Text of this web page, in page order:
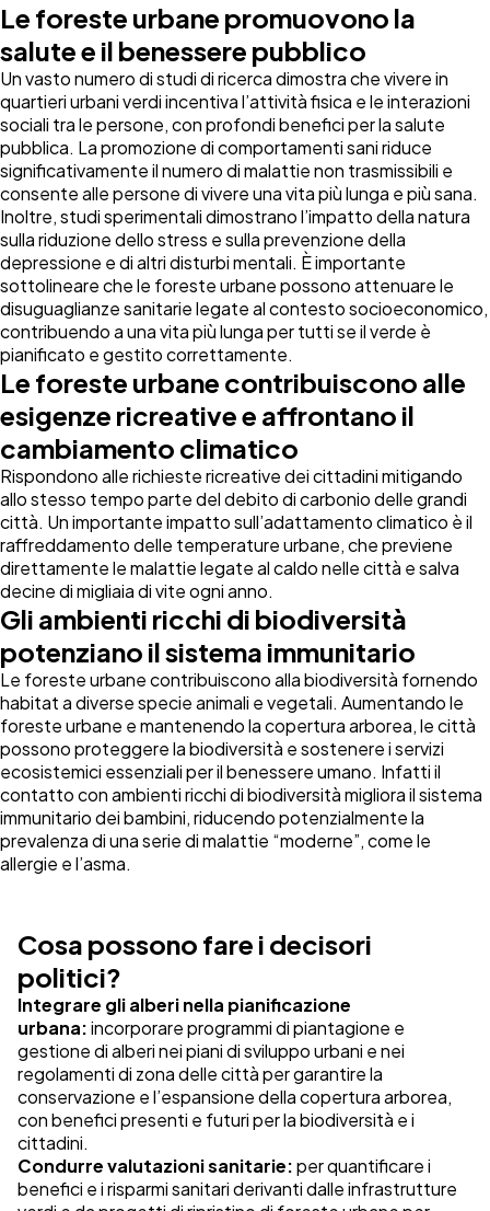
Le foreste urbane promuovono la
salute e il benessere pubblico
Un vasto numero di studi di ricerca dimostra che vivere in
quartieri urbani verdi incentiva l’attività fisica e le interazioni
sociali tra le persone, con profondi benefici per la salute
pubblica. La promozione di comportamenti sani riduce
significativamente il numero di malattie non trasmissibili e
consente alle persone di vivere una vita più lunga e più sana.
Inoltre, studi sperimentali dimostrano l’impatto della natura
sulla riduzione dello stress e sulla prevenzione della
depressione e di altri disturbi mentali. È importante
sottolineare che le foreste urbane possono attenuare le
disuguaglianze sanitarie legate al contesto socioeconomico,
contribuendo a una vita più lunga per tutti se il verde è
pianificato e gestito correttamente.
Le foreste urbane contribuiscono alle
esigenze ricreative e affrontano il
cambiamento climatico
Rispondono alle richieste ricreative dei cittadini mitigando
allo stesso tempo parte del debito di carbonio delle grandi
città. Un importante impatto sull’adattamento climatico è il
raffreddamento delle temperature urbane, che previene
direttamente le malattie legate al caldo nelle città e salva
decine di migliaia di vite ogni anno.
Gli ambienti ricchi di biodiversità
potenziano il sistema immunitario
Le foreste urbane contribuiscono alla biodiversità fornendo
habitat a diverse specie animali e vegetali. Aumentando le
foreste urbane e mantenendo la copertura arborea, le città
possono proteggere la biodiversità e sostenere i servizi
ecosistemici essenziali per il benessere umano. Infatti il
contatto con ambienti ricchi di biodiversità migliora il sistema
immunitario dei bambini, riducendo potenzialmente la
prevalenza di una serie di malattie “moderne”, come le
allergie e l’asma.
Cosa possono fare i decisori
politici?
Integrare gli alberi nella pianificazione
urbana:incorporare programmi di piantagione e
gestione di alberi nei piani di sviluppo urbani e nei
regolamenti di zona delle città per garantire la
conservazione e l’espansione della copertura arborea,
con benefici presenti e futuri per la biodiversità e i
cittadini.
Condurre valutazioni sanitarie:per quantificare i
benefici e i risparmi sanitari derivanti dalle infrastrutture